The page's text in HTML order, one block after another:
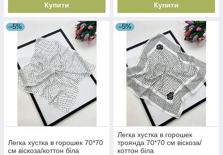
Купити Купити
–5%
Легка хустка в горошек 70*70
см віскоза/коттон біла
–5%
Легка хустка в горошек
троянда 70*70 см віскоза/
коттон біла